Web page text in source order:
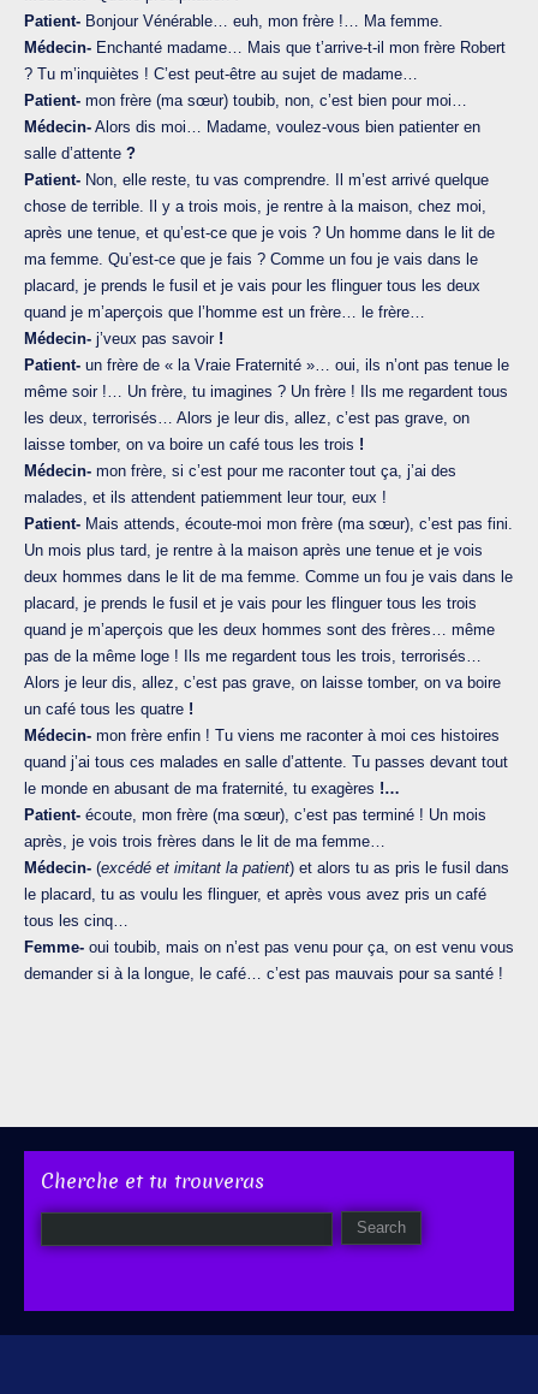
Patient- Bonjour Vénérable… euh, mon frère !… Ma femme.
Médecin- Enchanté madame… Mais que t’arrive-t-il mon frère Robert
? Tu m’inquiètes ! C’est peut-être au sujet de madame…
Patient- mon frère (ma sœur) toubib, non, c’est bien pour moi…
Médecin- Alors dis moi… Madame, voulez-vous bien patienter en
salle d’attente ?
Patient- Non, elle reste, tu vas comprendre. Il m’est arrivé quelque
chose de terrible. Il y a trois mois, je rentre à la maison, chez moi,
après une tenue, et qu’est-ce que je vois ? Un homme dans le lit de
ma femme. Qu’est-ce que je fais ? Comme un fou je vais dans le
placard, je prends le fusil et je vais pour les flinguer tous les deux
quand je m’aperçois que l’homme est un frère… le frère…
Médecin- j’veux pas savoir !
Patient- un frère de « la Vraie Fraternité »… oui, ils n’ont pas tenue le
même soir !… Un frère, tu imagines ? Un frère ! Ils me regardent tous
les deux, terrorisés… Alors je leur dis, allez, c’est pas grave, on
laisse tomber, on va boire un café tous les trois !
Médecin- mon frère, si c’est pour me raconter tout ça, j’ai des
malades, et ils attendent patiemment leur tour, eux !
Patient- Mais attends, écoute-moi mon frère (ma sœur), c’est pas fini.
Un mois plus tard, je rentre à la maison après une tenue et je vois
deux hommes dans le lit de ma femme. Comme un fou je vais dans le
placard, je prends le fusil et je vais pour les flinguer tous les trois
quand je m’aperçois que les deux hommes sont des frères… même
pas de la même loge ! Ils me regardent tous les trois, terrorisés…
Alors je leur dis, allez, c’est pas grave, on laisse tomber, on va boire
un café tous les quatre !
Médecin- mon frère enfin ! Tu viens me raconter à moi ces histoires
quand j’ai tous ces malades en salle d’attente. Tu passes devant tout
le monde en abusant de ma fraternité, tu exagères !…
Patient- écoute, mon frère (ma sœur), c’est pas terminé ! Un mois
après, je vois trois frères dans le lit de ma femme…
Médecin- (excédé et imitant la patient) et alors tu as pris le fusil dans
le placard, tu as voulu les flinguer, et après vous avez pris un café
tous les cinq…
Femme- oui toubib, mais on n’est pas venu pour ça, on est venu vous
demander si à la longue, le café… c’est pas mauvais pour sa santé !
Cherche et tu trouveras